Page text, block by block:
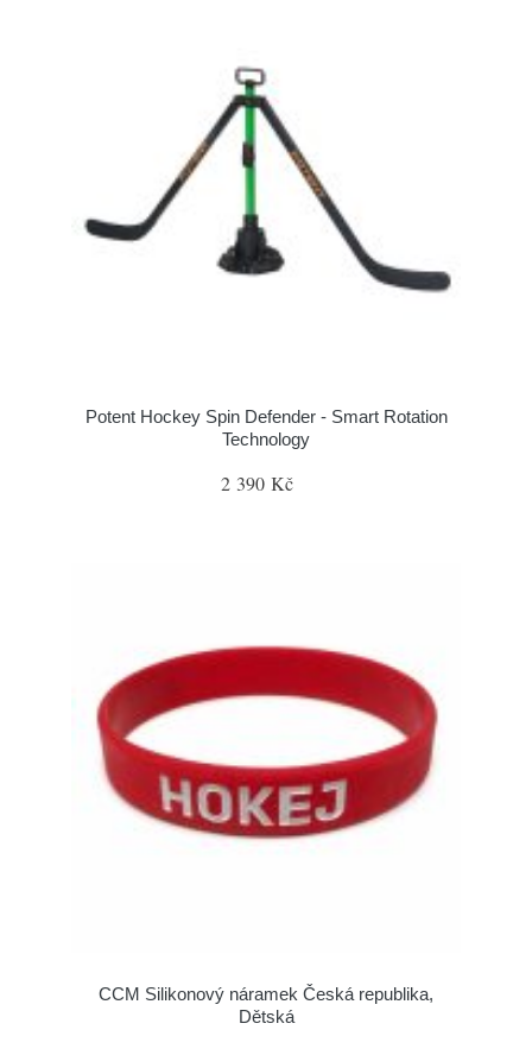
Potent Hockey Spin Defender - Smart Rotation
Technology
2 390 Kč
CCM Silikonový náramek Česká republika,
Dětská